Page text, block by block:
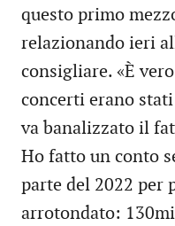
questo primo
relazionando ieri
consigliare. «È
concerti erano
va banalizzato il
Ho fatto un conto
parte del 2022 per
arrotondato: